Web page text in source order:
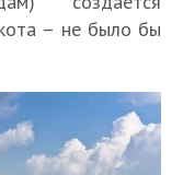
– не было бы